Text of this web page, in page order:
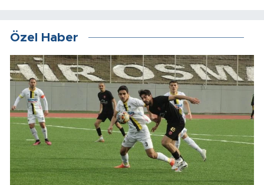
Özel Haber